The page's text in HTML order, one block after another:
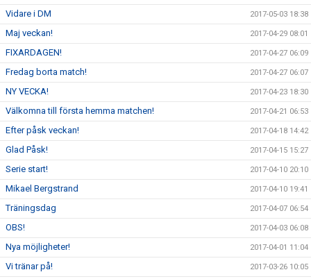
Vidare i DM 2017-05-03 18:38
Maj veckan! 2017-04-29 08:01
FIXARDAGEN! 2017-04-27 06:09
Fredag borta match! 2017-04-27 06:07
NY VECKA! 2017-04-23 18:30
Välkomna till första hemma matchen! 2017-04-21 06:53
Efter påsk veckan! 2017-04-18 14:42
Glad Påsk! 2017-04-15 15:27
Serie start! 2017-04-10 20:10
Mikael Bergstrand 2017-04-10 19:41
Träningsdag 2017-04-07 06:54
OBS! 2017-04-03 06:08
Nya möjligheter! 2017-04-01 11:04
Vi tränar på! 2017-03-26 10:05